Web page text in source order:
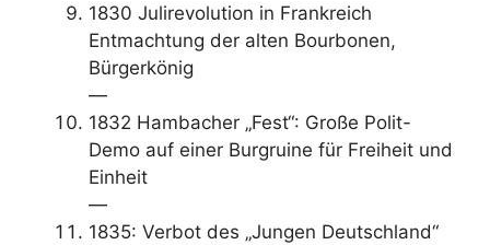
1830 Julirevolution in Frankreich
Entmachtung der alten Bourbonen,
Bürgerkönig
—
1832 Hambacher „Fest“: Große Polit-
Demo auf einer Burgruine für Freiheit und
Einheit
—
1835: Verbot des „Jungen Deutschland“